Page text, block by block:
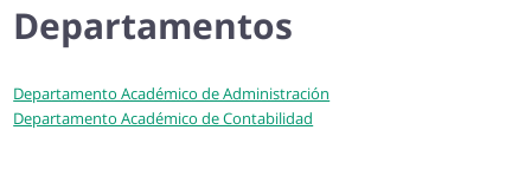
Departamentos
Departamento Académico de Administración
Departamento Académico de Contabilidad